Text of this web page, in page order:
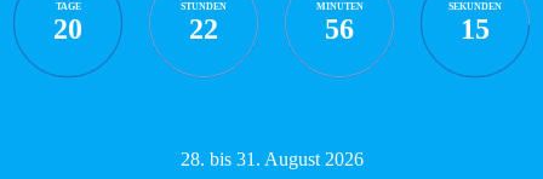
TAGE
20
STUNDEN
22
MINUTEN
56
SEKUNDEN
14
28. bis 31. August 2026